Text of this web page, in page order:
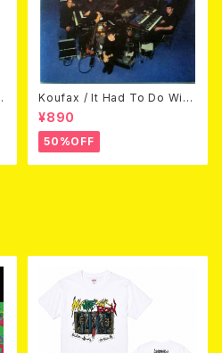
Koufax / It Had To Do With
Love (CD)
¥890
50%OFF